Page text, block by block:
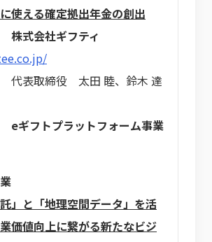
使える確定拠出年金の創出
株式会社ギフティ
表取締役 太田 睦、鈴木 達
eギフトプラットフォーム事業
託」と「地理空間データ」を活
価値向上に繋がる新たなビジ